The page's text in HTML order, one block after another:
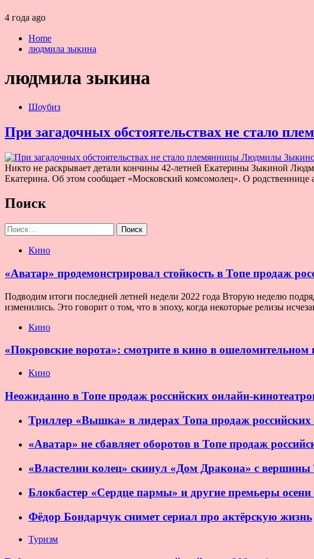
4 года ago
Home
людмила зыкина
людмила зыкина
Шоубиз
При загадочных обстоятельствах не стало
Никто не раскрывает детали кончины 42-летней Екатерины Зыкиной
Екатерина. Об этом сообщает «Московский комсомолец». О родственнице
Поиск
Найти:
Кино
«Аватар» продемонстрировал стойкость в Топе продаж
Подводим итоги последней летней недели 2022 года Вторую неделю
изменились. Это говорит о том, что в эпоху, когда некоторые релизы
Кино
«Покровские ворота»: смотрите в кино в ошеломительном
Кино
Неожиданно в Топе продаж российских онлайн-
Триллер «Вышка» в лидерах Топа продаж российских
«Аватар» не сбавляет оборотов в Топе продаж
«Властелин колец» скинул «Дом Дракона» с
Блокбастер «Сердце пармы» и другие премьеры осени
Фёдор Бондарчук снимет сериал про актёрскую жизнь
Туризм